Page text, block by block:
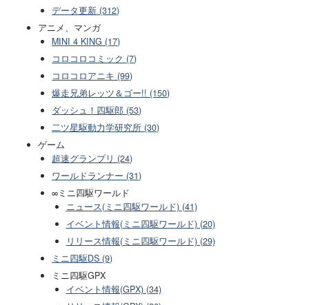
データ更新 (312)
アニメ、マンガ
MINI 4 KING (17)
コロコロコミック (7)
コロコロアニキ (99)
爆走兄弟レッツ＆ゴー!! (150)
ダッシュ！四駆郎 (53)
二ツ星駆動力学研究所 (30)
ゲーム
超速グランプリ (24)
ワールドランナー (31)
∞ミニ四駆ワールド
ニュース(ミニ四駆ワールド) (41)
イベント情報(ミニ四駆ワールド) (20)
リリース情報(ミニ四駆ワールド) (29)
ミニ四駆DS (9)
ミニ四駆GPX
イベント情報(GPX) (34)